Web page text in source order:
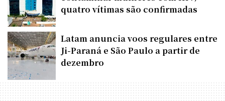
quatro vítimas são confirmadas
Latam anuncia voos regulares entre
Ji-Paraná e São Paulo a partir de
dezembro